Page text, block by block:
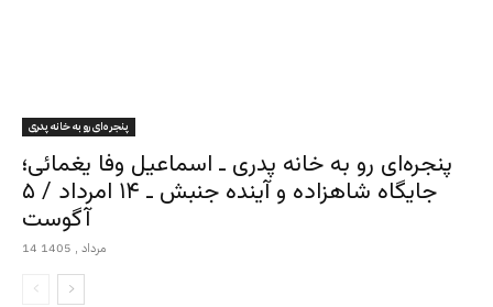
پنجره‌ای رو به خانه پدری
پنجره‌ای رو به خانه پدری ـ اسماعیل وفا یغمائی؛
جایگاه شاهزاده و آینده جنبش ـ ۱۴ امرداد / ۵
آگوست
14 مرداد , 1405